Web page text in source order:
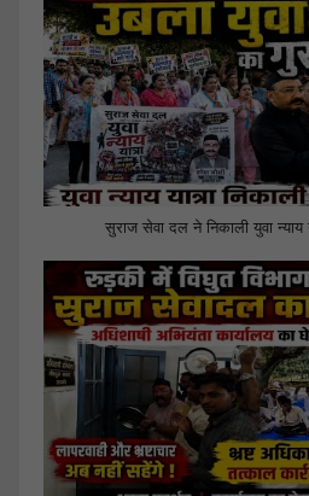
सुराज सेवा दल ने निकाली युवा न्याय